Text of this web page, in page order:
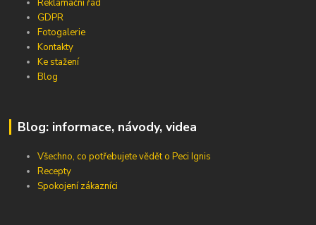
GDPR
Fotogalerie
Kontakty
Ke stažení
Blog
Blog: informace, návody, videa
Všechno, co potřebujete vědět o Peci Ignis
Recepty
Spokojení zákazníci